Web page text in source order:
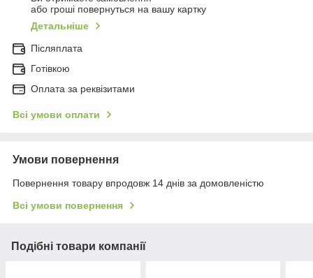
або гроші повернуться на вашу картку
Детальніше
Післяплата
Готівкою
Оплата за реквізитами
Всі умови оплати
Умови повернення
Повернення товару впродовж 14 днів за домовленістю
Всі умови повернення
Подібні товари компанії